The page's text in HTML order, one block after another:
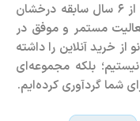
فروشگاه اینترنتی بونتک، با افتخار بیش از ۶ سال سابقه درخشان
با کیفیت و ۳ سال فعالیت مستمر و موفق در
خرید آنلاین را داشته
بلکه مجموعه‌ای
شما گردآوری کرده‌ایم.